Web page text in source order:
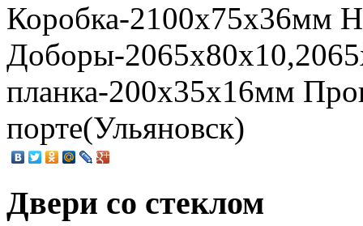
Коробка-2100х75х36мм
Доборы-
планка-200х35х16мм
порте(Ульяновск)
Двери со стеклом